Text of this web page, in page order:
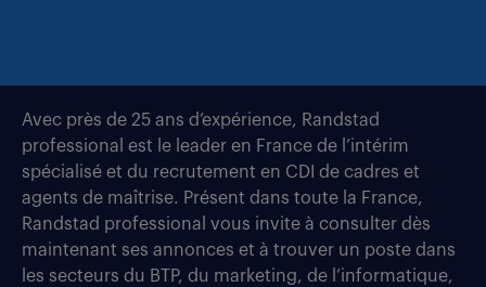
Avec près de 25 ans d’expérience, Randstad
professional est le leader en France de l’intérim
spécialisé et du recrutement en CDI de cadres et
agents de maîtrise. Présent dans toute la France,
Randstad professional vous invite à consulter dès
maintenant ses annonces et à trouver un poste dans
les secteurs du BTP, du marketing, de l’informatique,